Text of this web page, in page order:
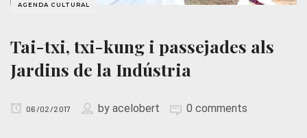
AGENDA CULTURAL
Tai-txi, txi-kung i passejades als
Jardins de la Indústria
06/02/2017 by acelobert 0 comments